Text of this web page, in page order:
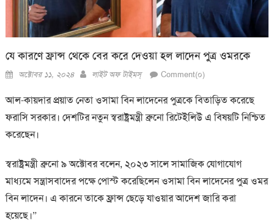
যে কারণে ফ্রান্স থেকে বের করে দেওয়া হল লাদেন পুত্র ওমরকে
Posted
অক্টোবর ১১, ২০২৪ Author
লাইট অফ টাইমস্ Comment(০)
আল-কায়দার প্রয়াত নেতা ওসামা বিন লাদেনের পুত্রকে বিতাড়িত করেছে
ফরাসি সরকার। দেশটির নতুন স্বরাষ্ট্রমন্ত্রী ব্রুনো রিটেইলিউ এ বিষয়টি নিশ্চিত
করেছেন।
স্বরাষ্ট্রমন্ত্রী ব্রুনো ৯ অক্টোবর বলেন, ২০২৩ সালে সামাজিক যোগাযোগ
মাধ্যমে সন্ত্রাসবাদের পক্ষে পোস্ট করেছিলেন ওসামা বিন লাদেনের পুত্র ওমর
বিন লাদেন। এ কারনে তাকে ফ্রান্স ছেড়ে যাওয়ার আদেশ জারি করা
হয়েছে।”